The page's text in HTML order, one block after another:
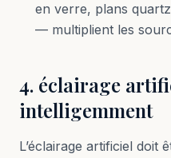
en verre, plans
— multiplient les
4. éclairage
intelligemment
L’éclairage artificiel doit